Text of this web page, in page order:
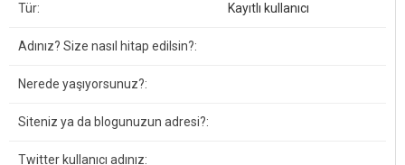
Tür: Kayıtlı kullanıcı
Adınız? Size nasıl hitap edilsin?:
Nerede yaşıyorsunuz?:
Siteniz ya da blogunuzun adresi?:
Twitter kullanıcı adınız: